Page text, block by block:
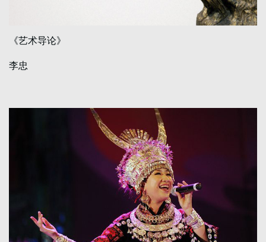
《艺术导论》
李忠